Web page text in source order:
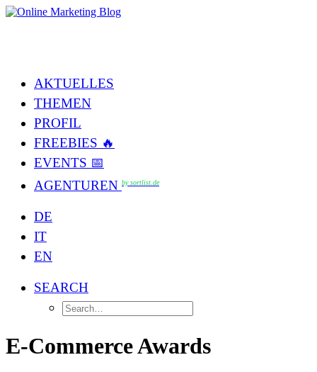
AKTUELLES
THEMEN
PROFIL
FREEBIES 🔥
EVENTS 📅
AGENTUREN by sortlist.de
DE
IT
EN
SEARCH
E-Commerce Awards